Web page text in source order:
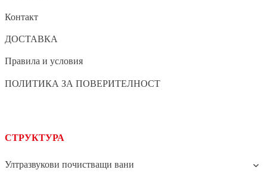
Контакт
ДОСТАВКА
Правила и условия
ПОЛИТИКА ЗА ПОВЕРИТЕЛНОСТ
СТРУКТУРА
Ултразвукови почистващи вани